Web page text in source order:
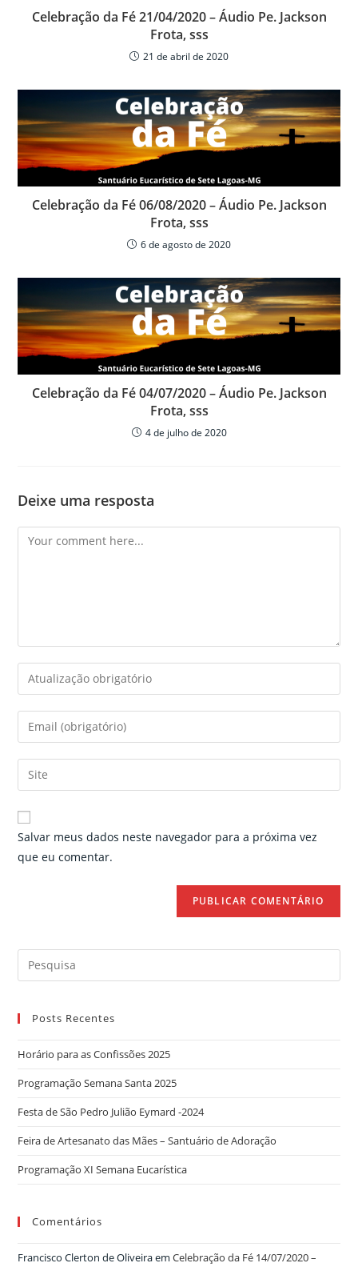
Celebração da Fé 21/04/2020 – Áudio Pe. Jackson
Frota, sss
21 de abril de 2020
Celebração da Fé 06/08/2020 – Áudio Pe. Jackson
Frota, sss
6 de agosto de 2020
Celebração da Fé 04/07/2020 – Áudio Pe. Jackson
Frota, sss
4 de julho de 2020
Deixe uma resposta
Comment
Enter
your
name
comment
Enter
your
email
address
comment
Enter
your
website
URL
Salvar meus dados neste navegador para a próxima vez
que eu comentar.
Search
for:
Posts Recentes
Horário para as Confissões 2025
Programação Semana Santa 2025
Festa de São Pedro Julião Eymard -2024
Feira de Artesanato das Mães – Santuário de Adoração
Programação XI Semana Eucarística
Comentários
Francisco Clerton de OliveiraemCelebração da Fé 14/07/2020 –